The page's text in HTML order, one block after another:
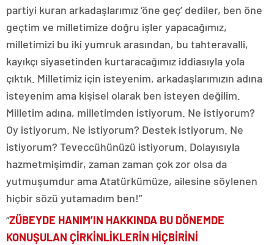
partiyi kuran arkadaşlarımız ‘öne geç’ dediler, ben öne
geçtim ve milletimize doğru işler yapacağımız,
milletimizi bu iki yumruk arasından, bu tahteravalli,
kayıkçı siyasetinden kurtaracağımız iddiasıyla yola
çıktık. Milletimiz için isteyenim, arkadaşlarımızın adına
isteyenim ama kişisel olarak ben isteyen değilim.
Milletim adına, milletimden istiyorum. Ne istiyorum?
Oy istiyorum. Ne istiyorum? Destek istiyorum. Ne
istiyorum? Teveccühünüzü istiyorum. Dolayısıyla
hazmetmişimdir, zaman zaman çok zor olsa da
yutmuşumdur ama Atatürkümüze, ailesine söylenen
hiçbir sözü yutamadım ben!”
“ZÜBEYDE HANIM’IN HAKKINDA BU DÖNEMDE
KONUŞULAN ÇİRKİNLİKLERİN HİÇBİRİNİ